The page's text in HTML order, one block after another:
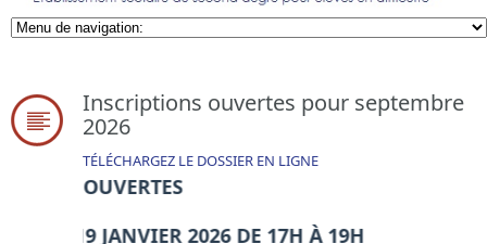
Inscriptions ouvertes pour septembre
2026
TÉLÉCHARGEZ LE DOSSIER EN LIGNE
OUVERTES
19 JANVIER 2026 DE 17H À 19H